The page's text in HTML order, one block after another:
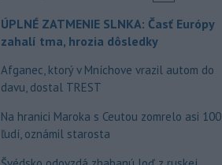
ÚPLNÉ ZATMENIE SLNKA: Časť Európy
zahalí tma, hrozia dôsledky
Afganec, ktorý v Mníchove vrazil autom do
davu, dostal TREST
Na hranici Maroka s Ceutou zomrelo asi 100
ľudí, oznámil starosta